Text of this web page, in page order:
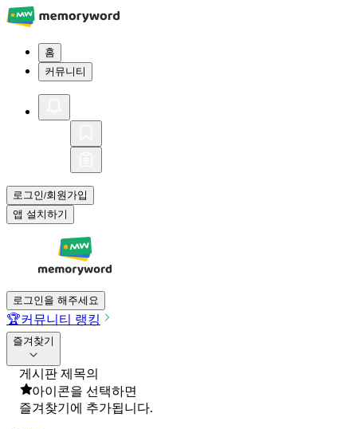
홈
커뮤니티
로그인/회원가입
앱 설치하기
로그인을 해주세요
🏆커뮤니티 랭킹
즐겨찾기
게시판 제목의
아이콘을 선택하면
즐겨찾기에 추가됩니다.